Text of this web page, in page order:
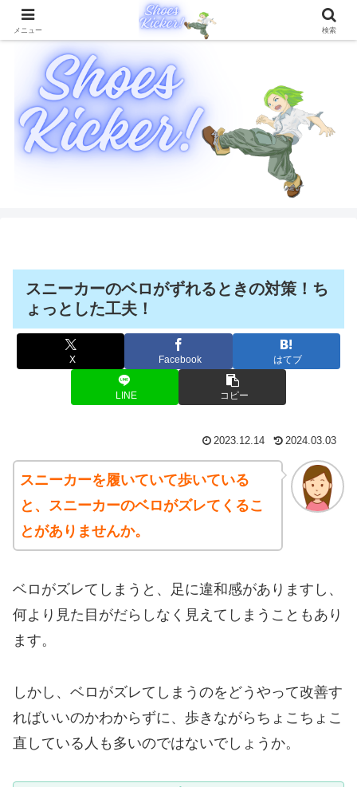
靴に関することを徹底的に解説したブログメディア
スニーカーのベロがずれるときの対策！ち
ょっとした工夫！
X Facebook はてブ
LINE コピー
2023.12.14 2024.03.03
スニーカーを履いていて歩いている
と、スニーカーのベロがズレてくるこ
とがありませんか。
ベロがズレてしまうと、足に違和感がありますし、
何より見た目がだらしなく見えてしまうこともあり
ます。
しかし、ベロがズレてしまうのをどうやって改善す
ればいいのかわからずに、歩きながらちょこちょこ
直している人も多いのではないでしょうか。
メニュー 検索